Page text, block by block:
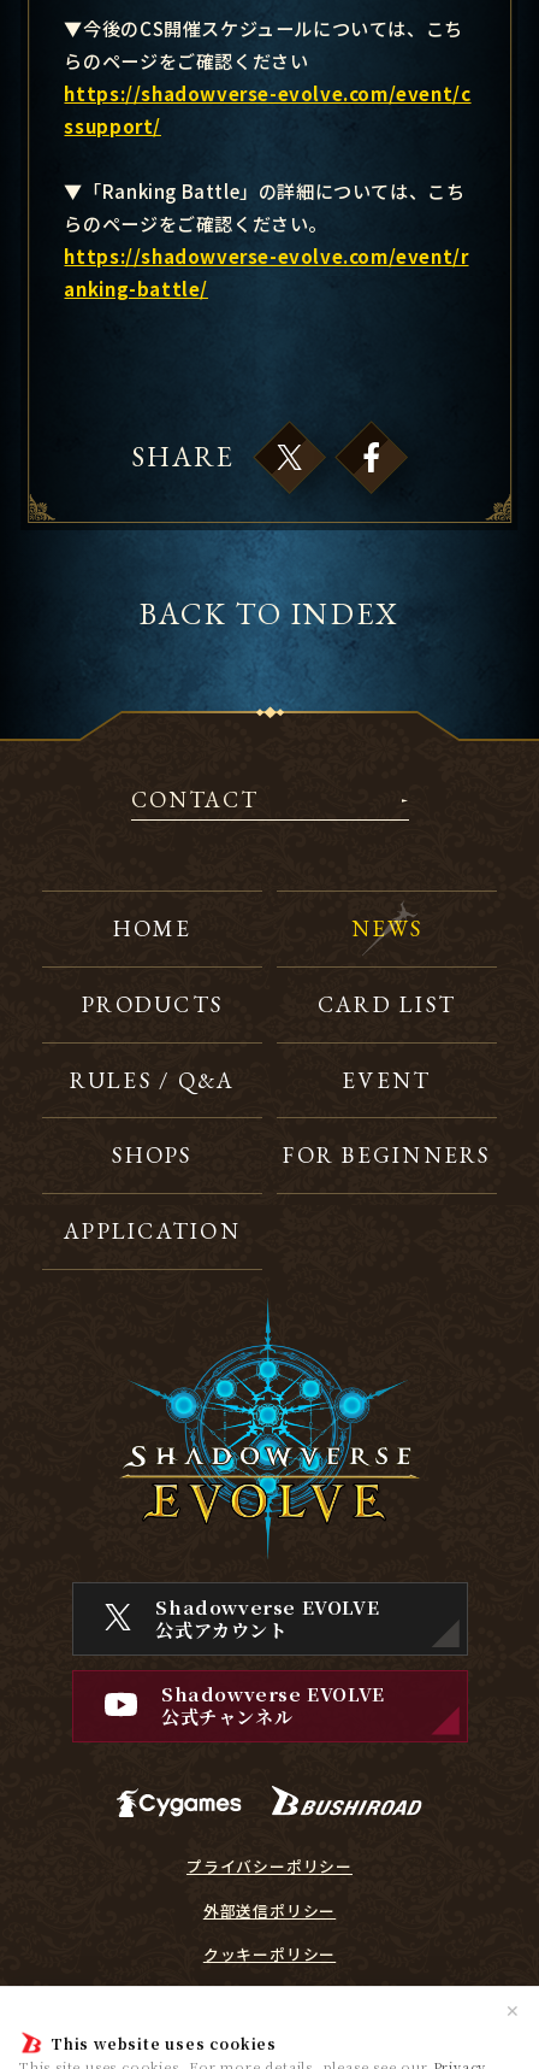
This website uses cookies
✕
▼今後のCS開催スケジュールについては、こち
らのページをご確認ください
https://shadowverse-evolve.com/event/c
ssupport/
▼「Ranking Battle」の詳細については、こち
らのページをご確認ください。
https://shadowverse-evolve.com/event/r
anking-battle/
SHARE
BACK TO INDEX
CONTACT
HOME NEWS
PRODUCTS CARD LIST
RULES / Q&A EVENT
SHOPS FOR BEGINNERS
APPLICATION
Shadowverse EVOLVE
公式アカウント
Shadowverse EVOLVE
公式チャンネル
プライバシーポリシー
外部送信ポリシー
クッキーポリシー
プレイヤーリスペクト宣言